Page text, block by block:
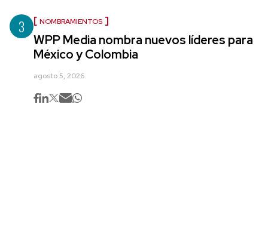
3 NOMBRAMIENTOS
WPP Media nombra nuevos líderes para
México y Colombia
agosto 5, 2026